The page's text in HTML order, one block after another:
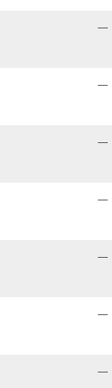
—
—
—
—
—
—
—